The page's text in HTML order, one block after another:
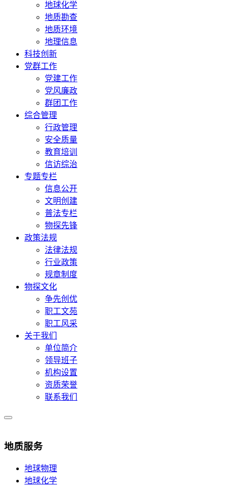
地球化学
地质勘查
地质环境
地理信息
科技创新
党群工作
党建工作
党风廉政
群团工作
综合管理
行政管理
安全质量
教育培训
信访综治
专题专栏
信息公开
文明创建
普法专栏
物探先锋
政策法规
法律法规
行业政策
规章制度
物探文化
争先创优
职工文苑
职工风采
关于我们
单位简介
领导班子
机构设置
资质荣誉
联系我们
地质服务
地球物理
地球化学